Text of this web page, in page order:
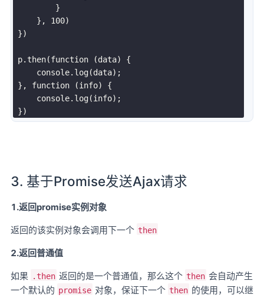
}
} , 100)
})
p. then(function (data)
{
     console
. log(data) ;
} , function (info)
{
     console
. log(info) ;
})
3. 基于Promise发送Ajax请求
1.返回promise实例对象
返回的该实例对象会调用下一个 then
2.返回普通值
如果 .then 返回的是一个普通值，那么这个 then 会自动产生
一个默认的 promise 对象，保证下一个 then 的使用，可以继